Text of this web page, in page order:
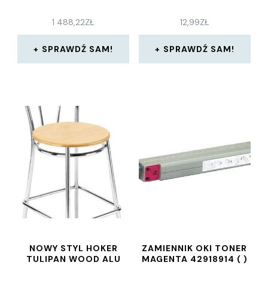
1 488,22ZŁ
SPRAWDŹ SAM!
12,99ZŁ
SPRAWDŹ SAM!
NOWY STYL HOKER
TULIPAN WOOD ALU
ZAMIENNIK OKI TONER
MAGENTA 42918914 ( )